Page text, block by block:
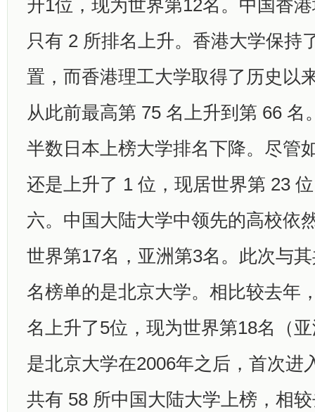
升1位，现为世界第12名。中国香
只有 2 所排名上升。香港大学保持
置，而香港理工大学取得了历史以
从此前最高第 75 名上升到第 66 名
半数日本上榜大学排名下降。尽管
还是上升了 1 位，现居世界第 23
六。中国大陆大学中领先的高校依
世界第17名，亚洲第3名。此次与
名榜单的是北京大学。相比较去年
名上升了5位，现为世界第18名（
是北京大学在2006年之后，首次进
共有 58 所中国大陆大学上榜，相